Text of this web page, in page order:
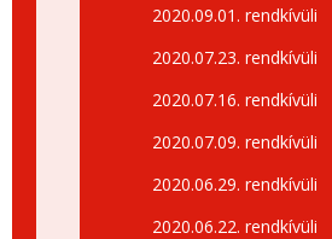
2020.09.01. rendkívüli
2020.07.23. rendkívüli
2020.07.16. rendkívüli
2020.07.09. rendkívüli
2020.06.29. rendkívüli
2020.06.22. rendkívüli